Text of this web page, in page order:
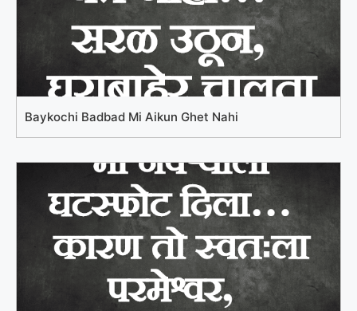
Baykochi Badbad Mi Aikun Ghet Nahi